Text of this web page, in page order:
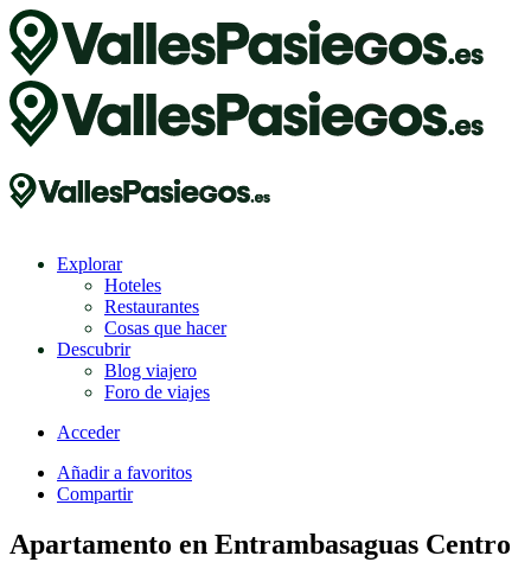
Explorar
Hoteles
Restaurantes
Cosas que hacer
Descubrir
Blog viajero
Foro de viajes
Acceder
Añadir a favoritos
Compartir
Apartamento en Entrambasaguas Centro